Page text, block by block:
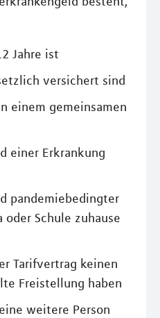
Jahre ist
versichert sind
einem gemeinsamen
einer Erkrankung
pandemiebedingter
Schule zuhause
Tarifvertrag keinen
Freistellung haben
weitere Person